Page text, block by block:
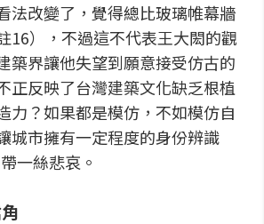
法改變了，覺得總比玻璃帷幕牆
16），不過這不代表王大閎的觀
築界讓他失望到願意接受仿古的
正反映了台灣建築文化缺乏根植
力？如果都是模仿，不如模仿自
城市擁有一定程度的身份辨識
一絲悲哀。